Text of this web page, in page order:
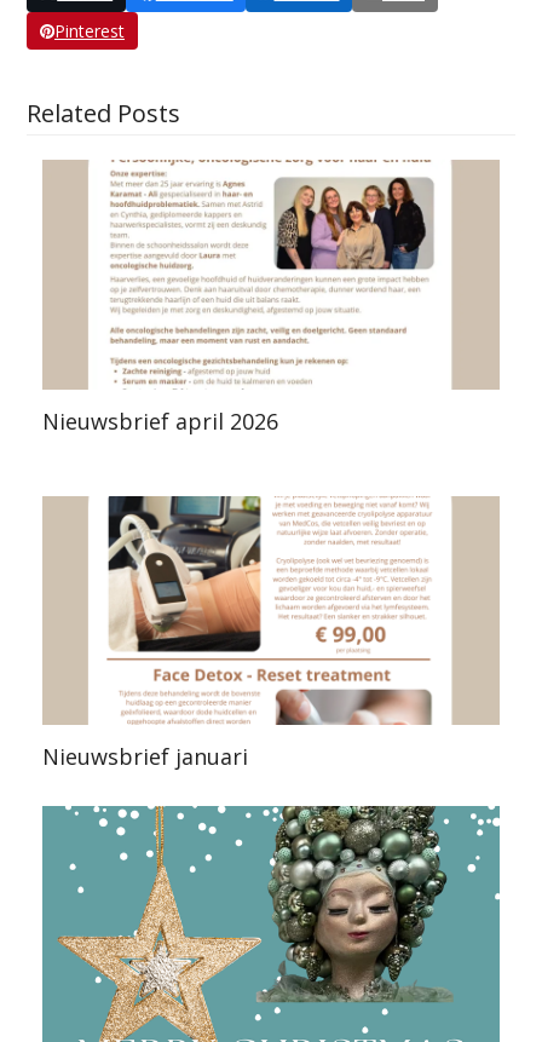
Pinterest
Related Posts
Nieuwsbrief april 2026
Nieuwsbrief januari